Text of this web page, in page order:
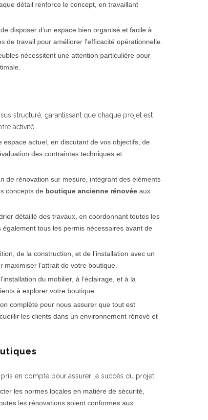
détail renforce le concept, en travaillant
disposer d’un espace bien organisé et facile à
travail pour améliorer l’efficacité opérationnelle.
nécessitent une attention particulière pour
structuré, garantissant que chaque projet est
activité.
actuel, en discutant de vos objectifs, de
des contraintes techniques et
de rénovation sur mesure, intégrant des éléments
concepts de boutique ancienne rénovée aux
détaillé des travaux, en coordonnant toutes les
tous les permis nécessaires avant de
de la construction, et de l’installation avec un
l’attrait de votre boutique.
du mobilier, à l’éclairage, et à la
à explorer votre boutique.
complète pour nous assurer que tout est
les clients dans un environnement rénové et
en compte pour assurer le succès du projet :
les normes locales en matière de sécurité,
les rénovations soient conformes aux